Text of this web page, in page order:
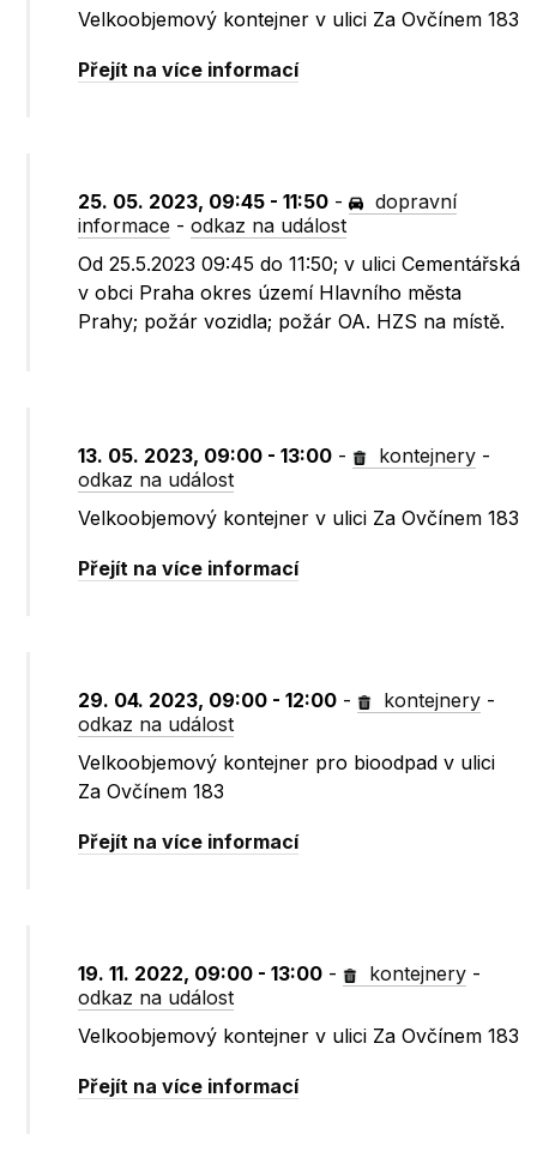
Velkoobjemový kontejner v ulici Za Ovčínem 183
Přejít na více informací
25. 05. 2023, 09:45 - 11:50 -
dopravní
informace -odkaz na událost
Od 25.5.2023 09:45 do 11:50; v ulici Cementářská
v obci Praha okres území Hlavního města
Prahy; požár vozidla; požár OA. HZS na místě.
13. 05. 2023, 09:00 - 13:00 - kontejnery -
odkaz na událost
Velkoobjemový kontejner v ulici Za Ovčínem 183
Přejít na více informací
29. 04. 2023, 09:00 - 12:00 - kontejnery -
odkaz na událost
Velkoobjemový kontejner pro bioodpad v ulici
Za Ovčínem 183
Přejít na více informací
19. 11. 2022, 09:00 - 13:00 - kontejnery -
odkaz na událost
Velkoobjemový kontejner v ulici Za Ovčínem 183
Přejít na více informací